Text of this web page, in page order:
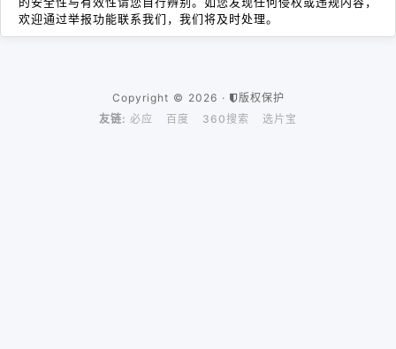
欢迎通过举报功能联系我们，我们将及时处理。
Copyright © 2026 ·
版权保护
友链: 必应 百度 360搜索 选片宝